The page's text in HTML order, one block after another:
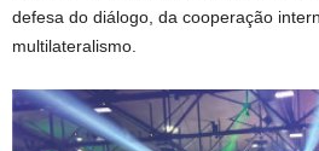
defesa do diálogo, da cooperação
multilateralismo.